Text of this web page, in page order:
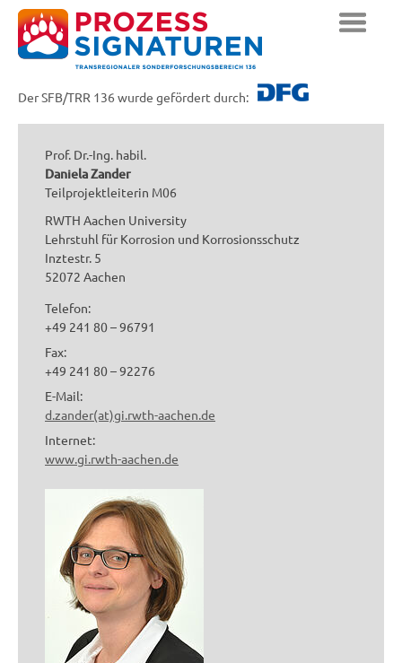
Der SFB/TRR 136 wurde gefördert durch:
Prof. Dr.-Ing. habil.
Daniela Zander
Teilprojektleiterin M06
RWTH Aachen University
Lehrstuhl für Korrosion und Korrosionsschutz
Inztestr. 5
52072 Aachen
Telefon:
+49 241 80 – 96791
Fax:
+49 241 80 – 92276
E-Mail:
d.zander(at)gi.rwth-aachen.de
Internet:
www.gi.rwth-aachen.de